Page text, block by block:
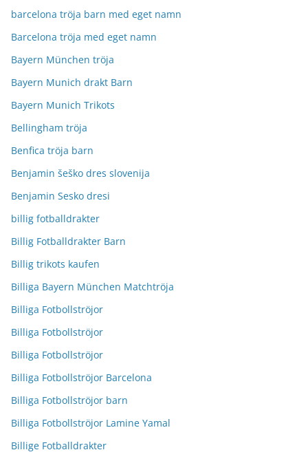
barcelona tröja barn med eget namn
Barcelona tröja med eget namn
Bayern München tröja
Bayern Munich drakt Barn
Bayern Munich Trikots
Bellingham tröja
Benfica tröja barn
Benjamin šeško dres slovenija
Benjamin Sesko dresi
billig fotballdrakter
Billig Fotballdrakter Barn
Billig trikots kaufen
Billiga Bayern München Matchtröja
Billiga Fotbollströjor
Billiga Fotbollströjor
Billiga Fotbollströjor
Billiga Fotbollströjor Barcelona
Billiga Fotbollströjor barn
Billiga Fotbollströjor Lamine Yamal
Billige Fotballdrakter